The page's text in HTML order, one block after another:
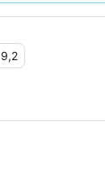
9,2